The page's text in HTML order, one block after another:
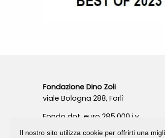
Fondazione Dino Zoli
viale Bologna 288, Forlì
Fondo dot. euro 285.000 i.v.
CF e P.IVA 03692820404
Il nostro sito utilizza cookie per offrirti una